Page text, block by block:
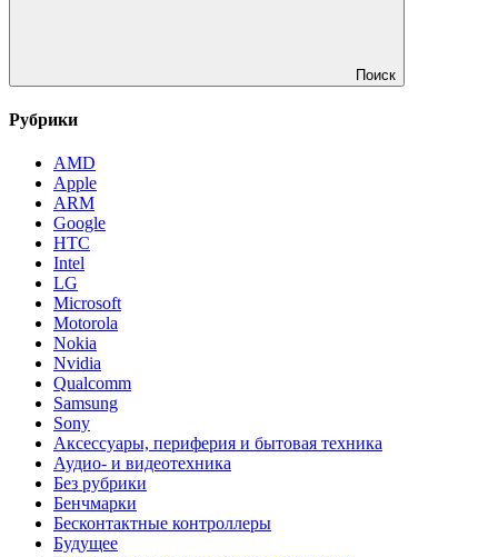
Поиск
Рубрики
AMD
Apple
ARM
Google
HTC
Intel
LG
Microsoft
Motorola
Nokia
Nvidia
Qualcomm
Samsung
Sony
Аксессуары, периферия и бытовая техника
Аудио- и видеотехника
Без рубрики
Бенчмарки
Бесконтактные контроллеры
Будущее